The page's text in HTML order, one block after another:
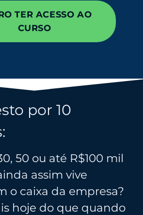
TER ACESSO AO
CURSO
por 10
50 ou até R$100 mil
assim vive
o caixa da empresa?
hoje do que quando